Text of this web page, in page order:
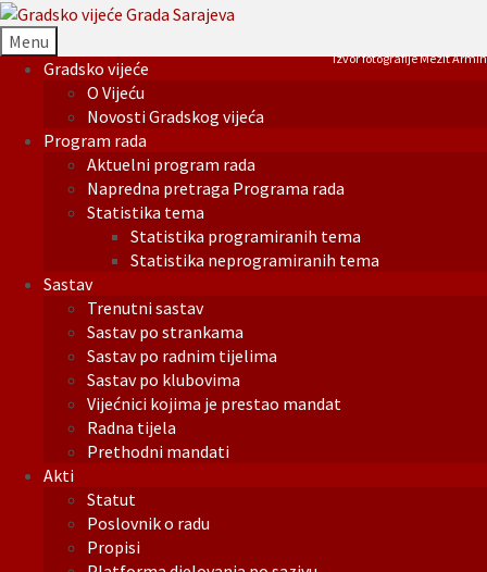
Menu
Gradsko vijeće
O Vijeću
Novosti Gradskog vijeća
Program rada
Aktuelni program rada
Napredna pretraga Programa rada
Statistika tema
Statistika programiranih tema
Statistika neprogramiranih tema
Sastav
Trenutni sastav
Sastav po strankama
Sastav po radnim tijelima
Sastav po klubovima
Vijećnici kojima je prestao mandat
Radna tijela
Prethodni mandati
Akti
Statut
Poslovnik o radu
Propisi
Izvor fotografije Mezit Armin